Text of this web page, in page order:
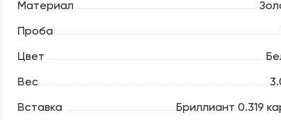
Материал
Проба
Цвет
Вес
Вставка Бриллиант 0.319